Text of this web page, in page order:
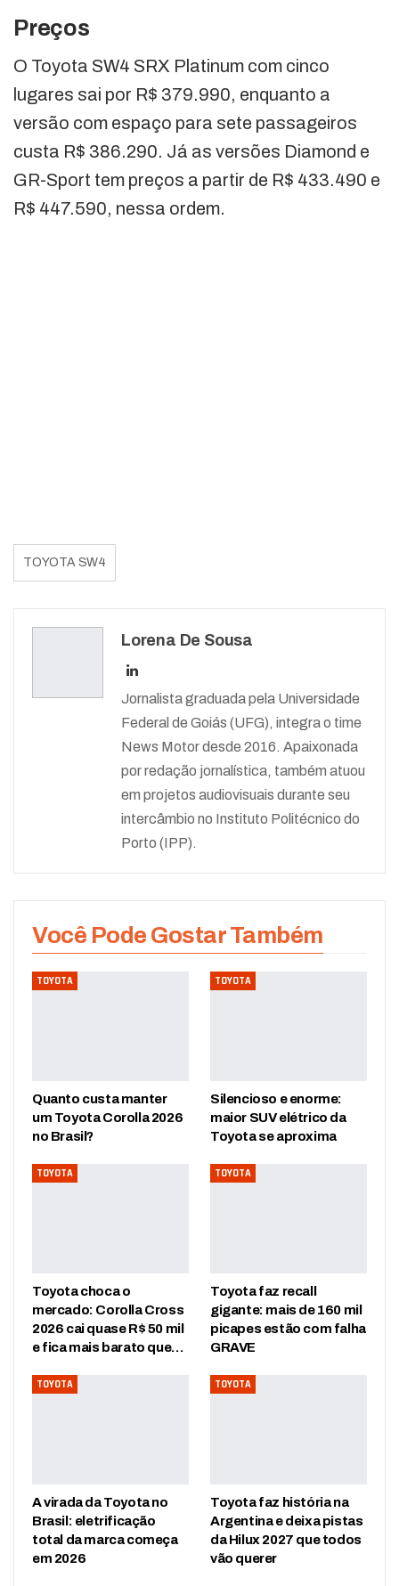
Preços
O Toyota SW4 SRX Platinum com cinco
lugares sai por R$ 379.990, enquanto a
versão com espaço para sete passageiros
custa R$ 386.290. Já as versões Diamond e
GR-Sport tem preços a partir de R$ 433.490 e
R$ 447.590, nessa ordem.
TOYOTA SW4
Lorena De Sousa
Jornalista graduada pela Universidade
Federal de Goiás (UFG), integra o time
News Motor desde 2016. Apaixonada
por redação jornalística, também atuou
em projetos audiovisuais durante seu
intercâmbio no Instituto Politécnico do
Porto (IPP).
Você Pode Gostar Também
TOYOTA
Quanto custa manter
um Toyota Corolla 2026
no Brasil?
TOYOTA
Silencioso e enorme:
maior SUV elétrico da
Toyota se aproxima
TOYOTA
Toyota choca o
mercado: Corolla Cross
2026 cai quase R$ 50 mil
e fica mais barato que…
TOYOTA
Toyota faz recall
gigante: mais de 160 mil
picapes estão com falha
GRAVE
TOYOTA
A virada da Toyota no
Brasil: eletrificação
total da marca começa
em 2026
TOYOTA
Toyota faz história na
Argentina e deixa pistas
da Hilux 2027 que todos
vão querer